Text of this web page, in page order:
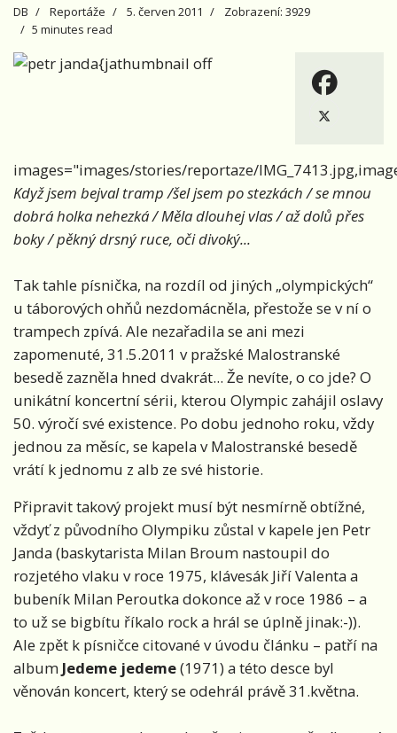
DB Reportáže 5. červen 2011
Zobrazení: 3929
5 minutes read
{jathumbnail off
images="images/stories/reportaze/
Když jsem bejval tramp /šel jsem po stezkách / se mnou
dobrá holka nehezká / Měla dlouhej vlas / až dolů přes
boky / pěkný drsný ruce, oči divoký...
Tak tahle písnička, na rozdíl od jiných „olympických“
u táborových ohňů nezdomácněla, přestože se v ní o
trampech zpívá. Ale nezařadila se ani mezi
zapomenuté, 31.5.2011 v pražské Malostranské
besedě zazněla hned dvakrát... Že nevíte, o co jde? O
unikátní koncertní sérii, kterou Olympic zahájil oslavy
50. výročí své existence. Po dobu jednoho roku, vždy
jednou za měsíc, se kapela v Malostranské besedě
vrátí k jednomu z alb ze své historie.
Připravit takový projekt musí být nesmírně obtížné,
vždyť z původního Olympiku zůstal v kapele jen Petr
Janda (baskytarista Milan Broum nastoupil do
rozjetého vlaku v roce 1975, klávesák Jiří Valenta a
bubeník Milan Peroutka dokonce až v roce 1986 – a
to už se bigbítu říkalo rock a hrál se úplně jinak:-)).
Ale zpět k písničce citované v úvodu článku – patří na
album Jedeme jedeme(1971) a této desce byl
věnován koncert, který se odehrál právě 31.května.